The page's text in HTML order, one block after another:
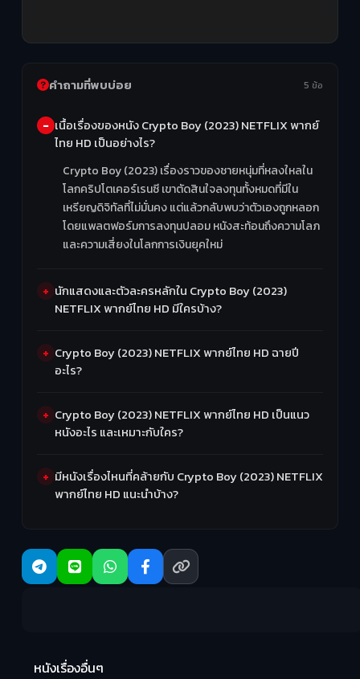
คำถามที่พบบ่อย 5 ข้อ
เนื้อเรื่องของหนัง Crypto Boy (2023) NETFLIX พากย์
ไทย HD เป็นอย่างไร?
Crypto Boy (2023) เรื่องราวของชายหนุ่มที่หลงใหลใน
โลกคริปโตเคอร์เรนซี เขาตัดสินใจลงทุนทั้งหมดที่มีใน
เหรียญดิจิทัลที่ไม่มั่นคง แต่แล้วกลับพบว่าตัวเองถูกหลอก
โดยแพลตฟอร์มการลงทุนปลอม หนังสะท้อนถึงความโลภ
และความเสี่ยงในโลกการเงินยุคใหม่
นักแสดงและตัวละครหลักใน Crypto Boy (2023)
NETFLIX พากย์ไทย HD มีใครบ้าง?
Crypto Boy (2023) NETFLIX พากย์ไทย HD ฉายปี
อะไร?
Crypto Boy (2023) NETFLIX พากย์ไทย HD เป็นแนว
หนังอะไร และเหมาะกับใคร?
มีหนังเรื่องไหนที่คล้ายกับ Crypto Boy (2023) NETFLIX
พากย์ไทย HD แนะนำบ้าง?
หนังเรื่องอื่นๆ